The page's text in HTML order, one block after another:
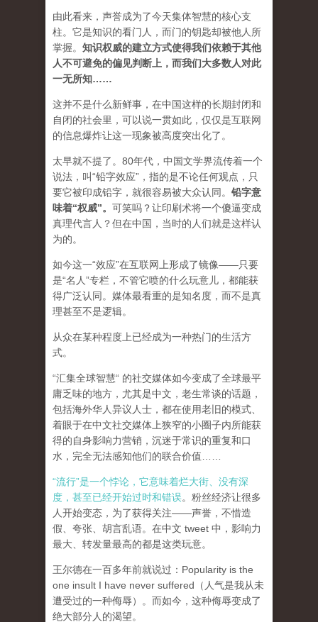
由此看来，声誉成为了今天集体智慧的核心支
柱。它是知识的看门人，而门的钥匙却被他人所
掌握。 知识权威的建立方式使得我们依赖于其他
人不可避免的偏见判断上，而我们大多数人对此
一无所知……
这并不是什么新鲜事，在中国这样的长期封闭和
自闭的社会里，可以说一贯如此，仅仅是互联网
的信息爆炸让这一现象被高度突出化了。
太早就不提了。80年代，中国文学界流传着一个
说法，叫“铅字效应”，指的是不论任何观点，只
要它被印成铅字，就很容易被大众认同。 铅字意
味着“权威”。 可笑吗？让印刷术将一个傻逼变成
真理代言人？但在中国，当时的人们就是这样认
为的。
如今这一“效应”在互联网上形成了镜像——只要
是“名人”专栏，不管它喷的什么玩意儿，都能获
得广泛认同。媒体最看重的是知名度，而不是真
理甚至不是逻辑。
从众在某种程度上已经成为一种热门的生活方
式。
“汇集全球智慧“ 的社交媒体如今变成了全球最平
庸乏味的地方，尤其是中文，老生常谈的话题，
包括海外华人异议人士，都在使用老旧的模式、
着眼于在中文社交媒体上狭窄的小圈子内所能获
得的自身影响力营销，沉迷于常识的重复和口
水，完全无法感知他们的联合价值……
“流行”是一个悖论，它意味着烂大街、没有深
度，甚至已经开始过时和错误。粉丝经济让很多
人开始变态，为了获得关注——声誉，不惜造
假、夸张、胡言乱语。在中文 tweet 中，影响力
最大、转发量最高的都是这类玩意。
王尔德在一百多年前就说过：Popularity is the
one insult I have never suffered（人气是我从未
遭受过的一种侮辱）。而如今，这种侮辱变成了
绝大部分人的渴望。